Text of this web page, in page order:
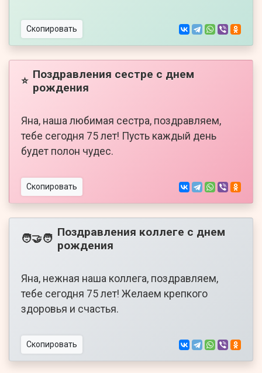
Скопировать
⭐ Поздравления сестре с днем
рождения
Яна, наша любимая сестра, поздравляем,
тебе сегодня 75 лет! Пусть каждый день
будет полон чудес.
Скопировать
🧑‍🤝‍🧑 Поздравления коллеге с днем
рождения
Яна, нежная наша коллега, поздравляем,
тебе сегодня 75 лет! Желаем крепкого
здоровья и счастья.
Скопировать